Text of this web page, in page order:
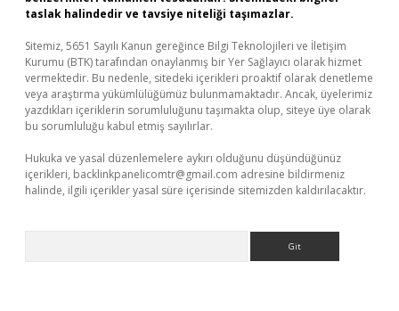
taslak halindedir ve tavsiye niteliği taşımazlar.
Sitemiz, 5651 Sayılı Kanun gereğince Bilgi Teknolojileri ve İletişim
Kurumu (BTK) tarafından onaylanmış bir Yer Sağlayıcı olarak hizmet
vermektedir. Bu nedenle, sitedeki içerikleri proaktif olarak denetleme
veya araştırma yükümlülüğümüz bulunmamaktadır. Ancak, üyelerimiz
yazdıkları içeriklerin sorumluluğunu taşımakta olup, siteye üye olarak
bu sorumluluğu kabul etmiş sayılırlar.
Hukuka ve yasal düzenlemelere aykırı olduğunu düşündüğünüz
içerikleri, backlinkpanelicomtr@gmail.com adresine bildirmeniz
halinde, ilgili içerikler yasal süre içerisinde sitemizden kaldırılacaktır.